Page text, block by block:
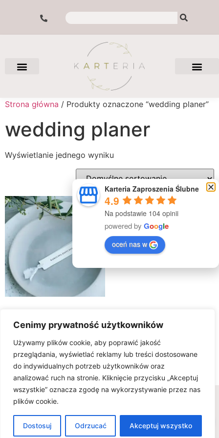
Cenimy prywatność użytkowników
Używamy plików cookie, aby poprawić jakość
przeglądania, wyświetlać reklamy lub treści dostosowane
do indywidualnych potrzeb użytkowników oraz
analizować ruch na stronie. Kliknięcie przycisku „Akceptuj
wszystkie” oznacza zgodę na wykorzystywanie przez nas
plików cookie.
Dostosuj Odrzucać Akceptuj wszystko
Strona główna / Produkty oznaczone “wedding planer”
wedding planer
Wyświetlanie jednego wyniku
2.50zł
Select Options
Wszelkie prawa zastrzeżone © www.karteria.pl
FAQ - wiedza na temat zaproszeń ślubnych
Zaproszenia ślubne
Karteria Zaproszenia Ślubne
4.9
Na podstawie 104 opinii
powered by Google
oceń nas w